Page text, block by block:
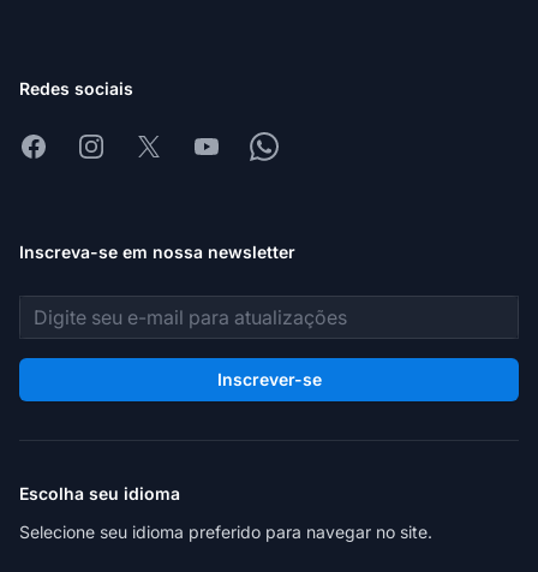
Redes sociais
FacebookInstagram
X YoutubeWhatsapp
Inscreva-se em nossa newsletter
Endereço de e-mail
Inscrever-se
Escolha seu idioma
Selecione seu idioma preferido para navegar no site.